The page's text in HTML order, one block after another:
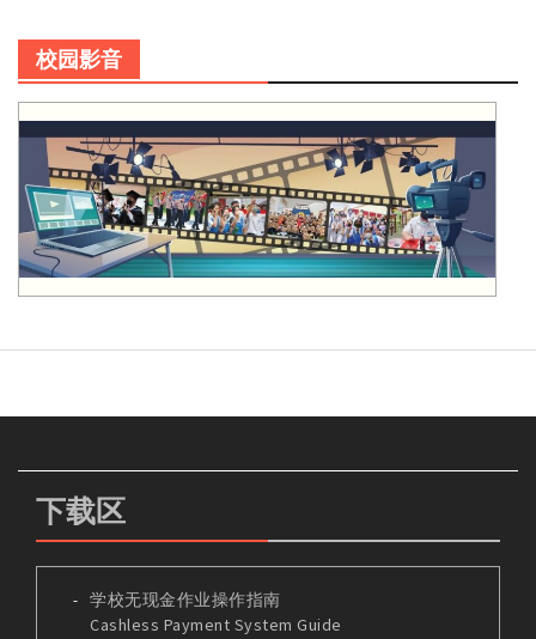
校园影音
下载区
学校无现金作业操作指南
Cashless Payment System Guide